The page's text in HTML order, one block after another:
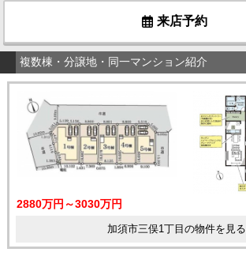
来店予約
複数棟・分譲地・同一マンション紹介
2880万円～3030万円
加須市三俣1丁目の物件を見る